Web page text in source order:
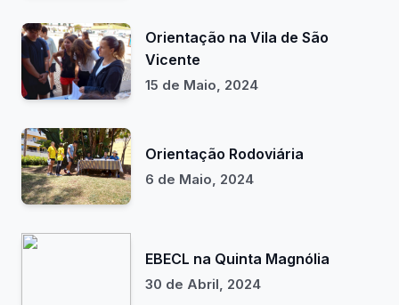
Orientação na Vila de São
Vicente
15 de Maio, 2024
Orientação Rodoviária
6 de Maio, 2024
EBECL na Quinta Magnólia
30 de Abril, 2024